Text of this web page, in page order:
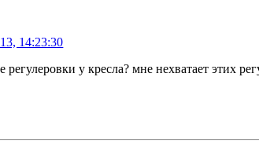
14:23:30
регулеровки у кресла? мне нехватает этих